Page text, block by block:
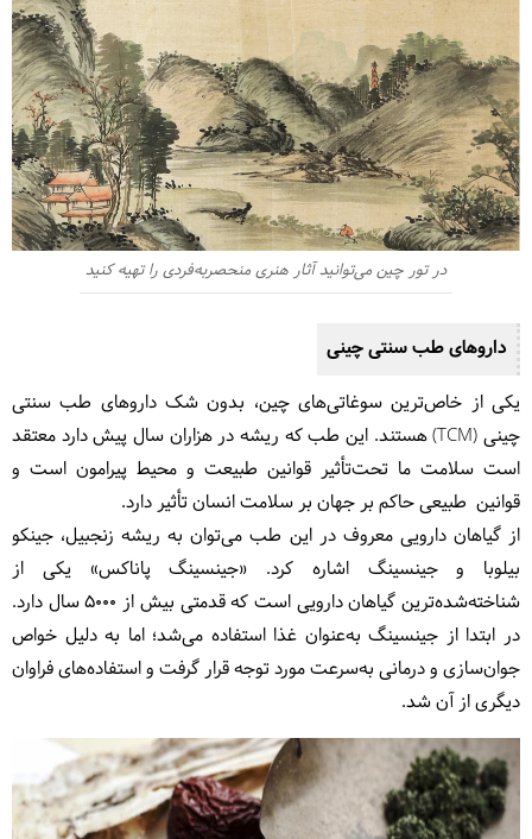
در تور چین می‌توانید آثار هنری منحصربه‌فردی را تهیه کنید
داروهای طب سنتی چینی
یکی از خاص‌ترین سوغاتی‌های چین، بدون شک داروهای طب سنتی
چینی (TCM) هستند. این طب که ریشه در هزاران سال پیش دارد معتقد
است سلامت ما تحت‌تأثیر قوانین طبیعت و محیط پیرامون است و
قوانین طبیعی حاکم بر جهان بر سلامت انسان تأثیر دارد.
از گیاهان دارویی معروف در این طب می‌توان به ریشه زنجبیل، جینکو
بیلوبا و جینسینگ اشاره کرد. «جینسینگ پاناکس» یکی از
شناخته‌شده‌ترین گیاهان دارویی است که قدمتی بیش از 5000 سال دارد.
در ابتدا از جینسینگ به‌عنوان غذا استفاده می‌شد؛ اما به دلیل خواص
جوان‌سازی و درمانی به‌سرعت مورد توجه قرار گرفت و استفاده‌های فراوان
دیگری از آن شد.